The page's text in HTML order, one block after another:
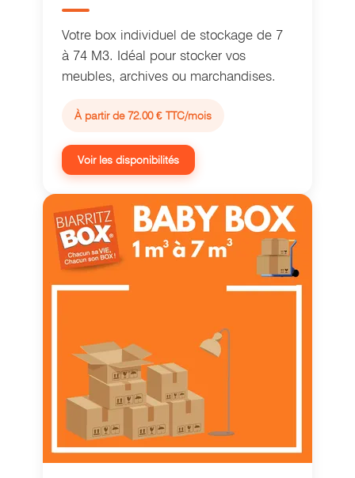
Votre box individuel de stockage de 7
à 74 M3. Idéal pour stocker vos
meubles, archives ou marchandises.
À partir de 72.00 € TTC/mois
Voir les disponibilités